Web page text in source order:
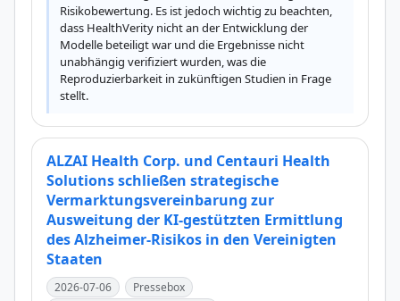
Risikobewertung. Es ist jedoch wichtig zu beachten,
dass HealthVerity nicht an der Entwicklung der
Modelle beteiligt war und die Ergebnisse nicht
unabhängig verifiziert wurden, was die
Reproduzierbarkeit in zukünftigen Studien in Frage
stellt.
ALZAI Health Corp. und Centauri Health
Solutions schließen strategische
Vermarktungsvereinbarung zur
Ausweitung der KI-gestützten Ermittlung
des Alzheimer-Risikos in den Vereinigten
Staaten
2026-07-06
Pressebox